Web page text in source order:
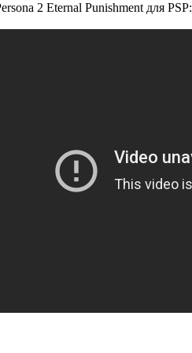
2 Eternal Punishment для PSP: